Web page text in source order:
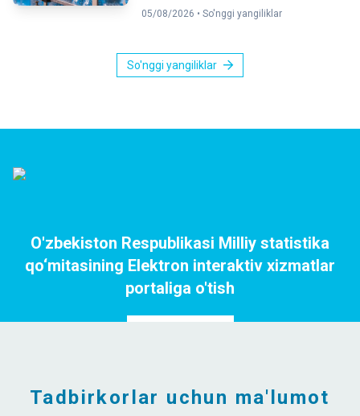
05/08/2026 • So'nggi yangiliklar
So'nggi yangiliklar
O'zbekiston Respublikasi Milliy statistika
qo‘mitasining Elektron interaktiv xizmatlar
portaliga o'tish
Tadbirkorlar uchun ma'lumot